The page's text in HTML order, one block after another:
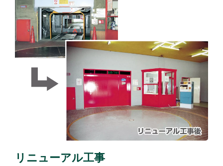
リニューアル工事